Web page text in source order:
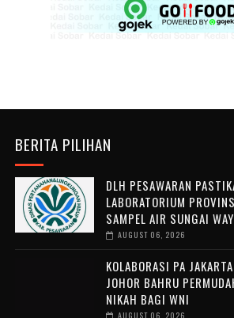
BERITA PILIHAN
DLH PESAWARAN
LABORATORIUM
SAMPEL AIR SUNGAI
AUGUST 06, 2026
KOLABORASI PA
JOHOR BAHRU
NIKAH BAGI WNI
AUGUST 06, 2026